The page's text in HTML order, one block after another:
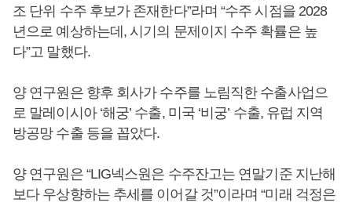
조 단위 수주 후보가 존재한다”라며 “수주 시점을 2028
년으로 예상하는데, 시기의 문제이지 수주 확률은 높
다”고 말했다.
양 연구원은 향후 회사가 수주를 노림직한 수출사업으
로 말레이시아 ‘해궁’ 수출, 미국 ‘비궁’ 수출, 유럽 지역
방공망 수출 등을 꼽았다.
양 연구원은 “LIG넥스원은 수주잔고는 연말기준 지난해
보다 우상향하는 추세를 이어갈 것”이라며 “미래 걱정은